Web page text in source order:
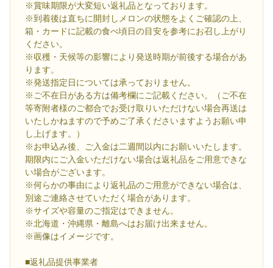
※賞味期限が大変短い返礼品となっております。
※到着後は直ちに開封しメロンの状態をよくご確認の上、
箱・カードに記載の食べ頃日の目安を参考にお召し上がり
ください。
※収穫・天候等の影響により発送時期が前後する場合があ
ります。
※発送指定日については承っておりません。
※ご不在日がある方は備考欄にご記載ください。（ご不在
等寄附者様のご都合でお受け取りいただけない場合再送は
いたしかねますので予めご了承くださいますようお願い申
し上げます。）
※お申込み後、ご入金は二週間以内にお願いいたします。
期限内にご入金いただけない場合は返礼品をご用意できな
い場合がございます。
※何らかの事由により返礼品のご用意ができない場合は、
別途ご連絡させていただく場合があります。
※サイズや容量のご指定はできません。
※北海道・沖縄県・離島へはお届け出来ません。
※画像はイメージです。
■返礼品提供事業者